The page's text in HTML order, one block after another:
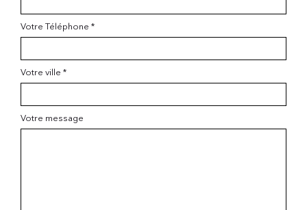
Votre Téléphone *
Votre ville *
Votre message